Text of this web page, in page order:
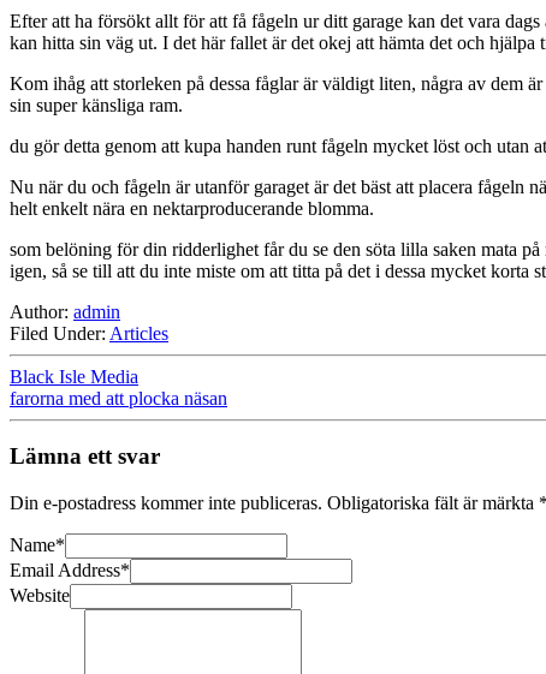
Efter att ha försökt allt för att få fågeln ur ditt garage kan det vara
kan hitta sin väg ut. I det här fallet är det okej att hämta det och hjälpa
Kom ihåg att storleken på dessa fåglar är väldigt liten, några av dem
sin super känsliga ram.
du gör detta genom att kupa handen runt fågeln mycket löst och utan
Nu när du och fågeln är utanför garaget är det bäst att placera fågeln
helt enkelt nära en nektarproducerande blomma.
som belöning för din ridderlighet får du se den söta lilla saken mata
igen, så se till att du inte miste om att titta på det i dessa mycket korta
Author: admin
Filed Under: Articles
Black Isle Media
farorna med att plocka näsan
Lämna ett svar
Din e-postadress kommer inte publiceras. Obligatoriska fält är märkta *
Name*
Email Address*
Website